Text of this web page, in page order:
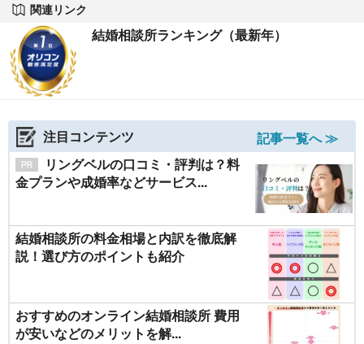
関連リンク
結婚相談所ランキング（最新年）
注目コンテンツ
記事一覧へ ≫
リングベルの口コミ・評判は？料
金プランや成婚率などサービス...
結婚相談所の料金相場と内訳を徹底解
説！選び方のポイントも紹介
おすすめのオンライン結婚相談所 費用
が安いなどのメリットを解...